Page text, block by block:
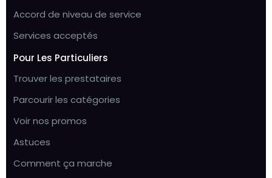
Accord de niveau de service
Services acceptés
Pour Les Particuliers
Trouver les prestataires
Parcourir les catégories
Voir nos promos
Astuces
Comment ça marche